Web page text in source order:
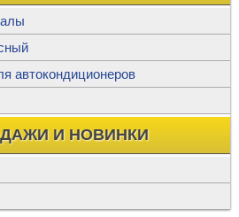
автокондиционеров
И НОВИНКИ